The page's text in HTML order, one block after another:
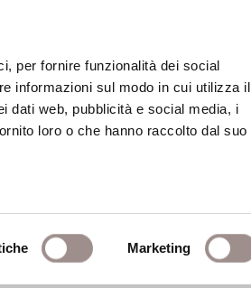
per fornire funzionalità dei social
informazioni sul modo in cui utilizza il
dati web, pubblicità e social media, i
loro o che hanno raccolto dal suo
Marketing
Centro Studi Religiosi